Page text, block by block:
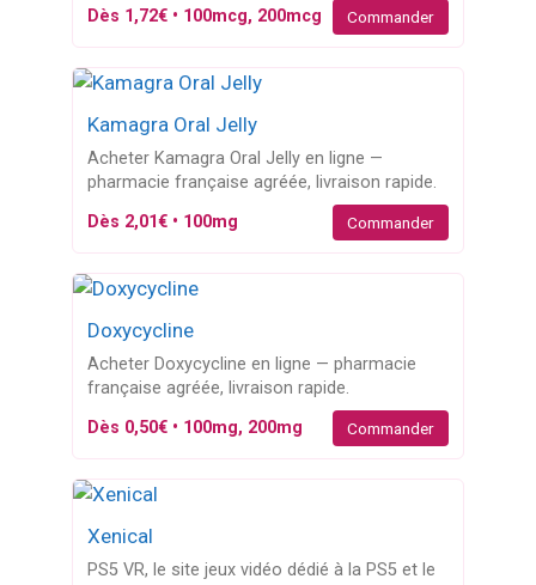
Dès 1,72€ • 100mcg, 200mcg
Commander
Kamagra Oral Jelly
Acheter Kamagra Oral Jelly en ligne —
pharmacie française agréée, livraison rapide.
Dès 2,01€ • 100mg
Commander
Doxycycline
Acheter Doxycycline en ligne — pharmacie
française agréée, livraison rapide.
Dès 0,50€ • 100mg, 200mg
Commander
Xenical
PS5 VR, le site jeux vidéo dédié à la PS5 et le